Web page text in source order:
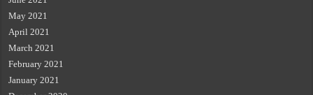
May 2021
April 2021
March 2021
February 2021
January 2021